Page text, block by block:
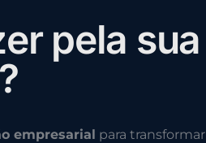
er pela sua
?
empresarial para transformar